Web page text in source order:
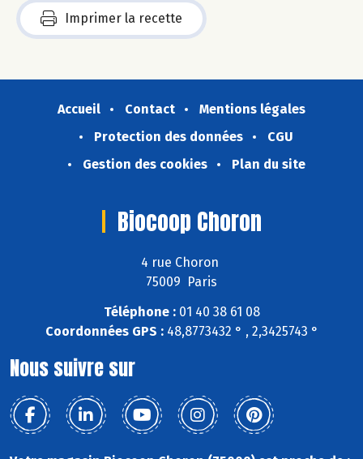
Imprimer la recette
Accueil Contact
Mentions légales
Protection des données
CGU
Gestion des cookies
Plan du site
Biocoop Choron
4 rue Choron
75009 Paris
Téléphone :01 40 38 61 08
Coordonnées GPS :48,8773432 ° , 2,3425743 °
Nous suivre sur